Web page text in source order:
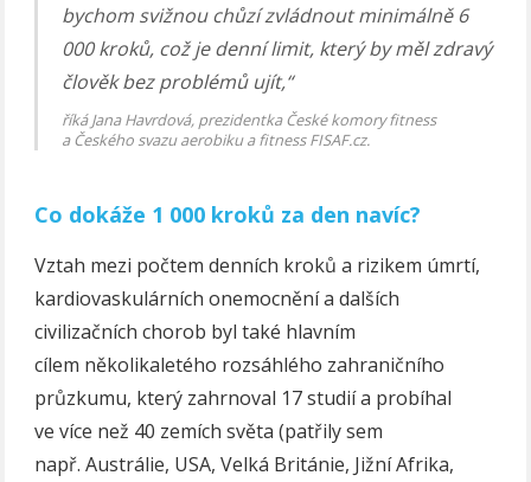
bychom svižnou chůzí zvládnout minimálně 6
000 kroků, což je denní limit, který by měl zdravý
člověk bez problémů ujít,“
říká Jana Havrdová, prezidentka České komory fitness
a Českého svazu aerobiku a fitness FISAF.cz.
Co dokáže 1 000 kroků za den navíc?
Vztah mezi počtem denních kroků a rizikem úmrtí,
kardiovaskulárních onemocnění a dalších
civilizačních chorob byl také hlavním
cílem několikaletého rozsáhlého zahraničního
průzkumu, který zahrnoval 17 studií a probíhal
ve více než 40 zemích světa (patřily sem
např. Austrálie, USA, Velká Británie, Jižní Afrika,